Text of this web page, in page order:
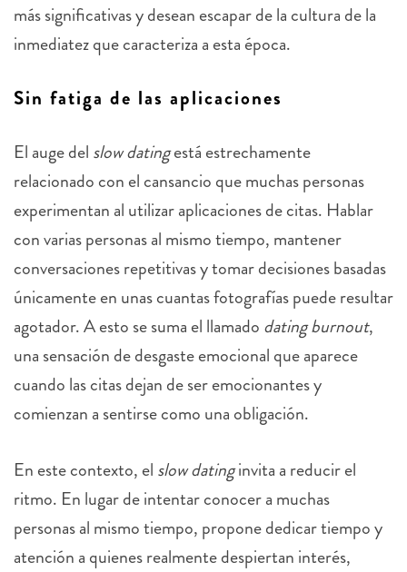
más significativas y desean escapar de la cultura de la
inmediatez que caracteriza a esta época.
Sin fatiga de las aplicaciones
El auge del slow datingestá estrechamente
relacionado con el cansancio que muchas personas
experimentan al utilizar aplicaciones de citas. Hablar
con varias personas al mismo tiempo, mantener
conversaciones repetitivas y tomar decisiones basadas
únicamente en unas cuantas fotografías puede resultar
agotador. A esto se suma el llamado dating burnout,
una sensación de desgaste emocional que aparece
cuando las citas dejan de ser emocionantes y
comienzan a sentirse como una obligación.
En este contexto, el slow datinginvita a reducir el
ritmo. En lugar de intentar conocer a muchas
personas al mismo tiempo, propone dedicar tiempo y
atención a quienes realmente despiertan interés,